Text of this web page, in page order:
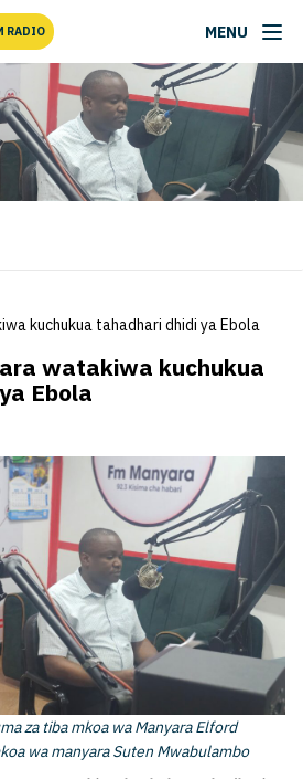
RADIO MENU
kuchukua tahadhari dhidi ya Ebola
watakiwa kuchukua
Ebola
za tiba mkoa wa Manyara Elford
wa manyara Suten Mwabulambo